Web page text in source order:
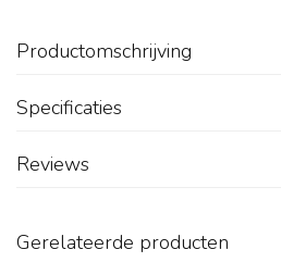
Productomschrijving
Specificaties
Reviews
Gerelateerde producten